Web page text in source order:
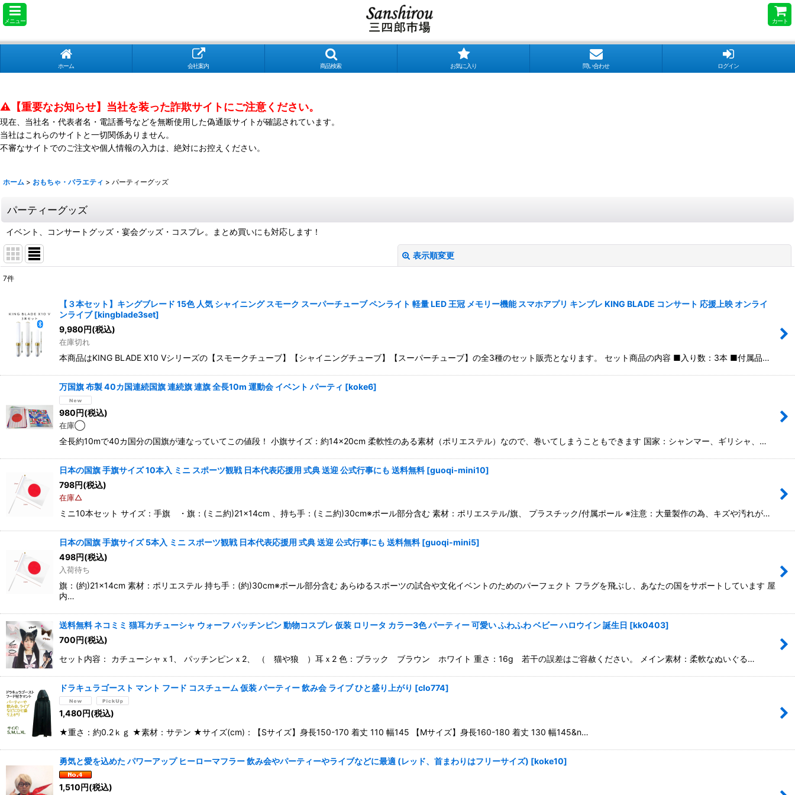
メニュー カート
ホーム 会社案内 商品検索 お気に入り 問い合わせ ログイン
⚠️【重要なお知らせ】当社を装った詐欺サイトにご注意ください。
現在、当社名・代表者名・電話番号などを無断使用した偽通販サイトが確認されています。
当社はこれらのサイトと一切関係ありません。
不審なサイトでのご注文や個人情報の入力は、絶対にお控えください。
ホーム > おもちゃ・バラエティ > パーティーグッズ
パーティーグッズ
イベント、コンサートグッズ・宴会グッズ・コスプレ。まとめ買いにも対応します！
表示順変更
並び順:
絞り込む
7件
【３本セット】キングブレード 15色 人気 シャイニング スモーク スーパーチューブ ペンライト 軽量 LED 王冠 メモリー機能 スマホアプリ キンブレ KING BLADE コンサート 応援上映 オンライ
ンライブ [kingblade3set]
9,980円(税込)
在庫切れ
本商品はKING BLADE X10 Vシリーズの【スモークチューブ】【シャイニングチューブ】【スーパーチューブ】の全3種のセット販売となります。 セット商品の内容 ■入り数：3本 ■付属品…
万国旗 布製 40カ国連続国旗 連続旗 連旗 全長10m 運動会 イベント パーティ [koke6]
980円(税込)
在庫◯
全長約10mで40カ国分の国旗が連なっていてこの値段！ 小旗サイズ：約14×20cm 柔軟性のある素材（ポリエステル）なので、巻いてしまうこともできます 国家：シャンマー、ギリシャ、…
日本の国旗 手旗サイズ 10本入 ミニ スポーツ観戦 日本代表応援用 式典 送迎 公式行事にも 送料無料 [guoqi-mini10]
798円(税込)
在庫△
ミニ10本セット サイズ：手旗 ・旗：(ミニ約)21×14cm 、持ち手：(ミニ約)30cm※ポール部分含む 素材：ポリエステル/旗、 プラスチック/付属ポール ※注意：大量製作の為、キズや汚れが…
日本の国旗 手旗サイズ 5本入 ミニ スポーツ観戦 日本代表応援用 式典 送迎 公式行事にも 送料無料 [guoqi-mini5]
498円(税込)
入荷待ち
旗：(約)21×14cm 素材：ポリエステル 持ち手：(約)30cm※ポール部分含む あらゆるスポーツの試合や文化イベントのためのパーフェクト フラグを飛ぶし、あなたの国をサポートしています 屋
内…
送料無料 ネコミミ 猫耳カチューシャ ウォーフ パッチンピン 動物コスプレ 仮装 ロリータ カラー3色 パーティー 可愛い ふわふわ ベビー ハロウイン 誕生日 [kk0403]
700円(税込)
セット内容： カチューシャｘ1、 パッチンピンｘ2、 （ 猫や狼 ）耳ｘ2 色：ブラック ブラウン ホワイト 重さ：16g 若干の誤差はご容赦ください。 メイン素材：柔軟なぬいぐる…
ドラキュラゴースト マント フード コスチューム 仮装 パーティー 飲み会 ライブ ひと盛り上がり [clo774]
1,480円(税込)
★重さ：約0.2ｋｇ ★素材：サテン ★サイズ(cm)：【Sサイズ】身長150-170 着丈 110 幅145 【Mサイズ】身長160-180 着丈 130 幅145&n…
勇気と愛を込めた パワーアップ ヒーローマフラー 飲み会やパーティーやライブなどに最適 (レッド、首まわりはフリーサイズ) [koke10]
1,510円(税込)